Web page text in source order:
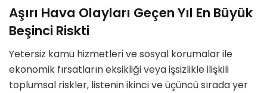
Aşırı Hava Olayları Geçen Yıl En Büyük
Beşinci Riskti
Yetersiz kamu hizmetleri ve sosyal korumalar ile
ekonomik fırsatların eksikliği veya işsizlikle ilişkili
toplumsal riskler, listenin ikinci ve üçüncü sırada yer